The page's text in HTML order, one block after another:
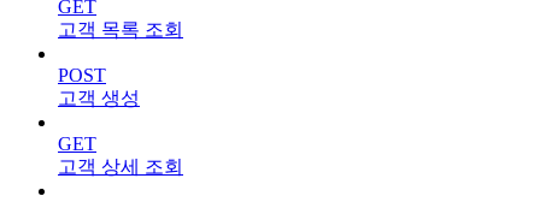
GET
고객 목록 조회
POST
고객 생성
GET
고객 상세 조회